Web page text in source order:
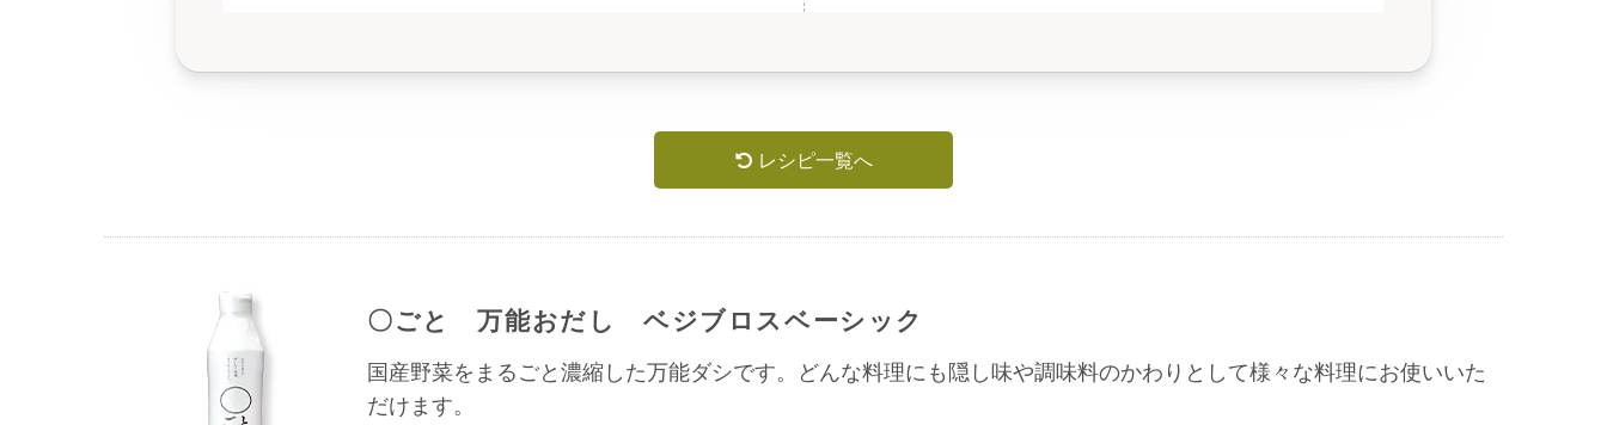
レシピ一覧へ
〇ごと 万能おだし ベジブロスベーシック
国産野菜をまるごと濃縮した万能ダシです。どんな料理にも隠し味や調味料のかわりとして様々な料理にお使いいた
だけます。